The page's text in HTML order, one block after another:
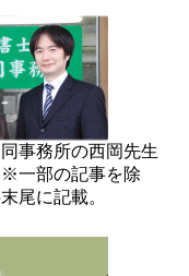
事務所の西岡先生
※一部の記事を除
尾に記載。